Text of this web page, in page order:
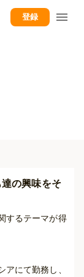
登録
の興味をそ
するテーマが得
アにて勤務し、